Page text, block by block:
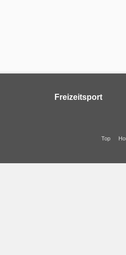
Freizeitsport
Top